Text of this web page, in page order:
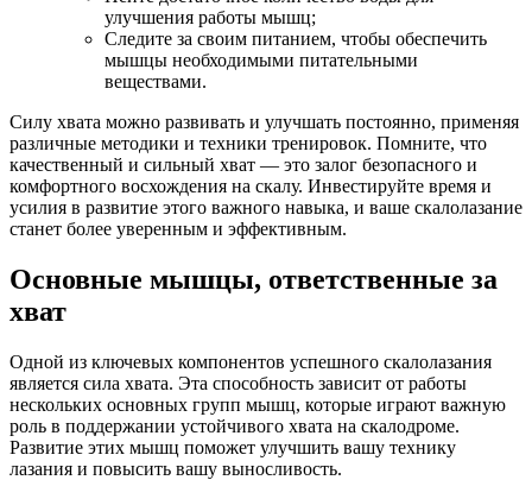
улучшения работы мышц;
Следите за своим питанием, чтобы обеспечить
мышцы необходимыми питательными
веществами.
Силу хвата можно развивать и улучшать постоянно, применяя
различные методики и техники тренировок. Помните, что
качественный и сильный хват — это залог безопасного и
комфортного восхождения на скалу. Инвестируйте время и
усилия в развитие этого важного навыка, и ваше скалолазание
станет более уверенным и эффективным.
Основные мышцы, ответственные за
хват
Одной из ключевых компонентов успешного скалолазания
является сила хвата. Эта способность зависит от работы
нескольких основных групп мышц, которые играют важную
роль в поддержании устойчивого хвата на скалодроме.
Развитие этих мышц поможет улучшить вашу технику
лазания и повысить вашу выносливость.